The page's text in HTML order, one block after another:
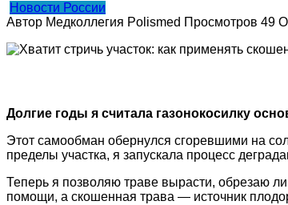
Новости России
Автор Медколлегия Polismed Просмотров 49
Долгие годы я считала газонокосилку
Этот самообман обернулся сгоревшими на
пределы участка, я запускала процесс
Теперь я позволяю траве вырасти, обрезаю
помощи, а скошенная трава — источник